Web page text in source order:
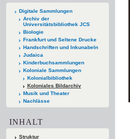
Digitale Sammlungen
Archiv der
Universitätsbibliothek JCS
Biologie
Frankfurt und Seltene Drucke
Handschriften und Inkunabeln
Judaica
Kinderbuchsammlungen
Koloniale Sammlungen
Kolonialbibliothek
Koloniales Bildarchiv
Musik und Theater
Nachlässe
INHALT
Struktur